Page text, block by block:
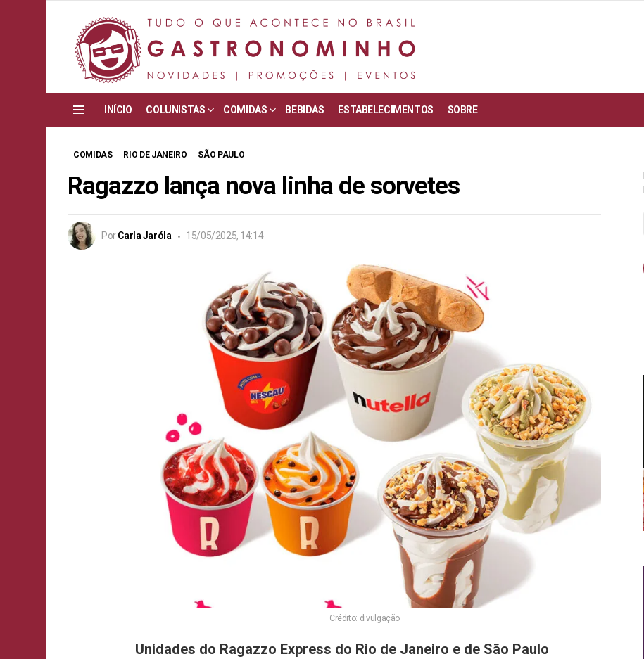
INÍCIO COLUNISTAS COMIDAS BEBIDAS ESTABELECIMENTOS SOBRE
COMIDAS RIO DE JANEIRO SÃO PAULO
Ragazzo lança nova linha de sorvetes
Por Carla Jaróla 15/05/2025, 14:14
Crédito: divulgação
Unidades do Ragazzo Express do Rio de Janeiro e de São Paulo